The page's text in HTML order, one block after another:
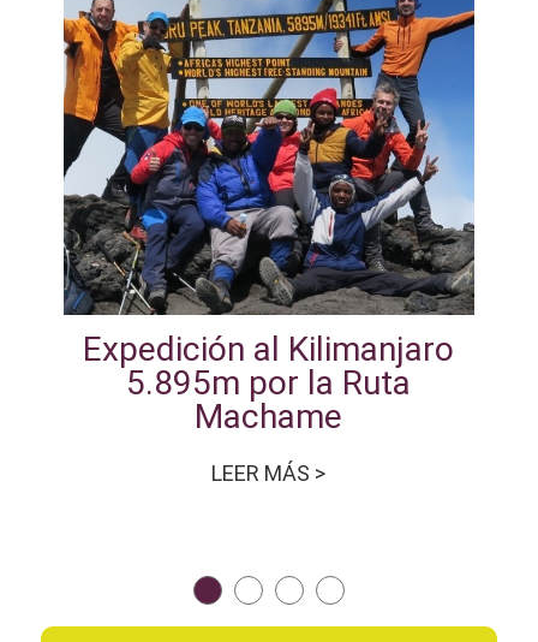
Expedición al Kilimanjaro
5.895m por la Ruta
Machame
LEER MÁS >